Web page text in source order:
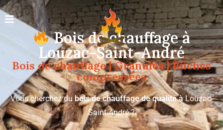
Bois de chauffage à
Louzac-Saint-André
Bois de chauffage | Granulés | Bûches
compressées
Vous cherchez dubois de chauffage de qualité àLouzac-
Saint-André ?